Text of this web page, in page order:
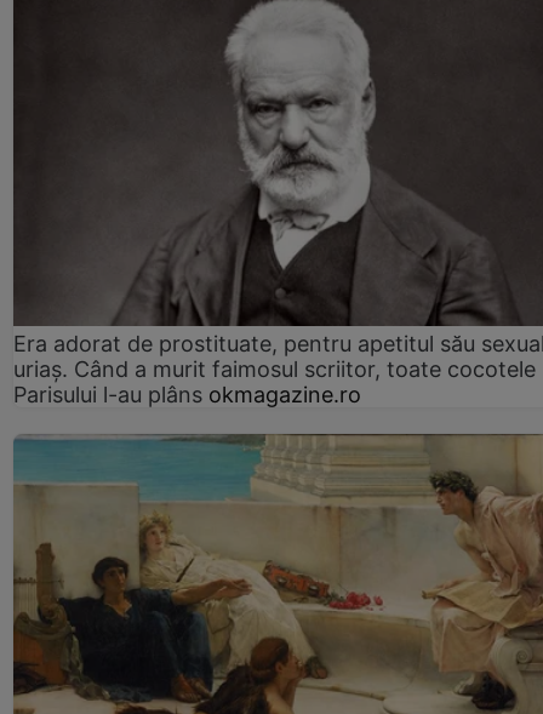
Era adorat de prostituate, pentru apetitul său
uriaș. Când a murit faimosul scriitor, toate cocotele
Parisului l-au plâns okmagazine.ro